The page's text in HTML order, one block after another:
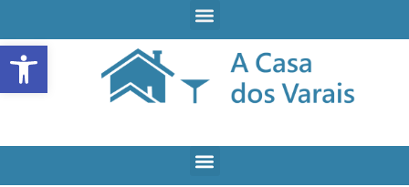
Open toolbar